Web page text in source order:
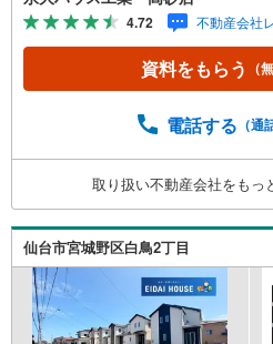
1.＜豊富な不動産知識＞戸
を問わず不動産を取り扱っ
業施設、子育て環境や行
様により良い物件選びを
【購入】【売却】【引っ越
ローン各種税金についても
す。各店舗ではキッズスペ
族様で是非お越しください
日火・水曜日※店舗により
すので、どうぞお気軽にお
4.72 不動産会社
資料をもらう （
電話する （通
取り扱い不動産会社をもっ
仙台市宮城野区白鳥2丁目